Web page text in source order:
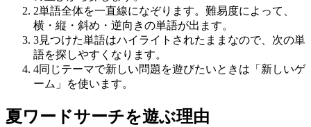
2単語全体を一直線になぞります。難易度によって、
横・縦・斜め・逆向きの単語が出ます。
3見つけた単語はハイライトされたままなので、次の単
語を探しやすくなります。
4同じテーマで新しい問題を遊びたいときは「新しいゲ
ーム」を使います。
夏ワードサーチを遊ぶ理由